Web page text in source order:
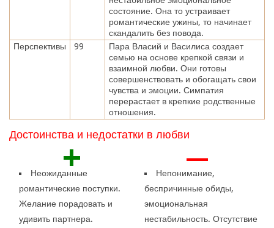
состояние. Она то устраивает
романтические ужины, то начинает
скандалить без повода.
Перспективы
99
Пара Власий и Василиса создает
семью на основе крепкой связи и
взаимной любви. Они готовы
совершенствовать и обогащать свои
чувства и эмоции. Симпатия
перерастает в крепкие родственные
отношения.
Достоинства и недостатки в любви
+
Неожиданные
романтические поступки.
Желание порадовать и
удивить партнера.
—
Непонимание,
беспричинные обиды,
эмоциональная
нестабильность. Отсутствие